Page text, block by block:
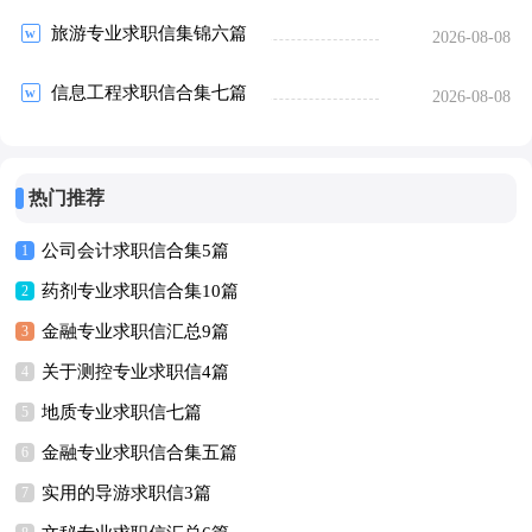
旅游专业求职信集锦六篇 2026-08-08
信息工程求职信合集七篇 2026-08-08
热门推荐
1 公司会计求职信合集5篇
2 药剂专业求职信合集10篇
3 金融专业求职信汇总9篇
4 关于测控专业求职信4篇
5 地质专业求职信七篇
6 金融专业求职信合集五篇
7 实用的导游求职信3篇